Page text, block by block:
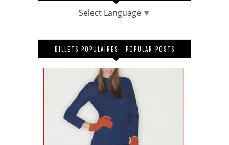
Select Language ▼
BILLETS POPULAIRES - POPULAR POSTS